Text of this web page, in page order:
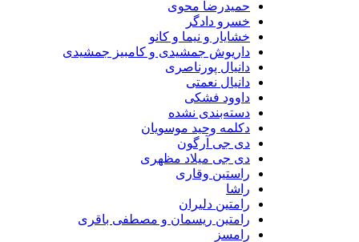
حمیدرضا محوی
خسرو دادگر
خشایار و نیما و کانو
داریوش جمشیدی و کامبیز جمشیدی
دانیال پورناصری
دانیال نعمتی
داوود فشکی
دسته‌بندی نشده
دکلمه وحید موسویان
دی جی آرگون
دی جی میلاد مظهری
راستین وقاری
رامتین دلیران
رامتین ریسمان و مصطفی باقری